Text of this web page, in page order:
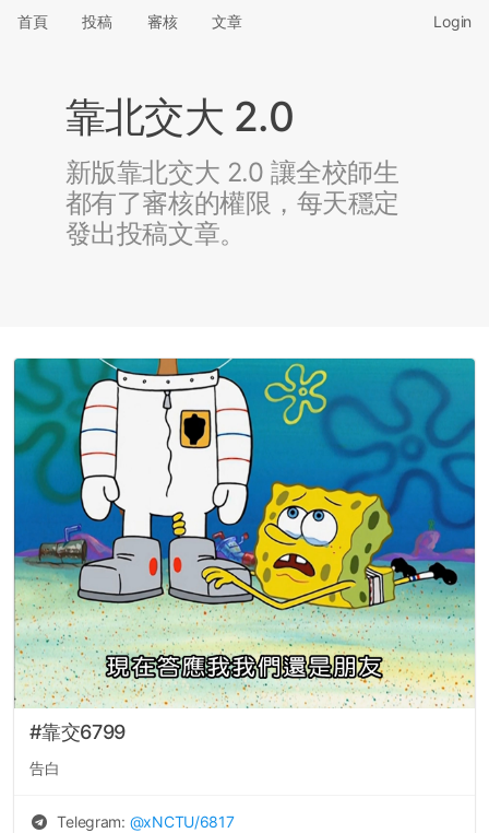
首頁 投稿 審核 文章 Login
靠北交大 2.0
新版靠北交大 2.0 讓全校師生
都有了審核的權限，每天穩定
發出投稿文章。
#靠交6799
告白
Telegram: @xNCTU/6817